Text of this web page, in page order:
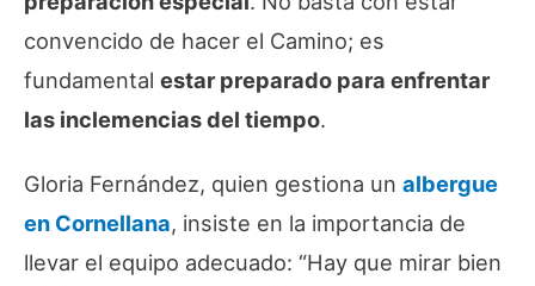
convencido de hacer el Camino; es
fundamental estar preparado para enfrentar
las inclemencias del tiempo.
Gloria Fernández, quien gestiona un albergue
en Cornellana, insiste en la importancia de
llevar el equipo adecuado: “Hay que mirar bien